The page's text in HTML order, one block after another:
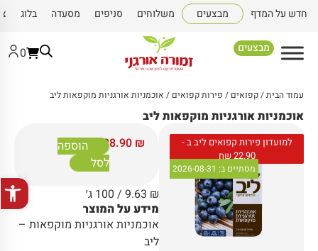
פתח
חדש על המדף מבצעים משלוחים סניפים מסעדה בלוג
מבצעים 0
עמוד הבית/קפואים / פירות קפואים / אוכמניות אורגניות מוקפאות ליב
אוכמניות אורגניות מוקפאות ליב
למועדון פירות קפואים ליב ב -
22.90 שח
מסתיים ב: 2026-08-31
28.90 ₪
הוספה
לסל
9.63 ₪
/ 100 ג׳
מידע על המוצר
אוכמניות אורגניות מוקפאות –
ליב